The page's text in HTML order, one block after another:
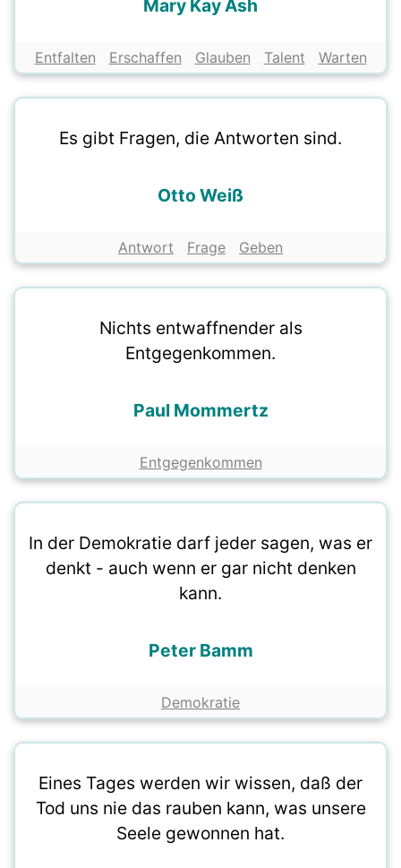
Mary Kay Ash
Entfalten Erschaffen Glauben Talent Warten
Es gibt Fragen, die Antworten sind.
Otto Weiß
Antwort Frage Geben
Nichts entwaffnender als
Entgegenkommen.
Paul Mommertz
Entgegenkommen
In der Demokratie darf jeder sagen, was er
denkt - auch wenn er gar nicht denken
kann.
Peter Bamm
Demokratie
Eines Tages werden wir wissen, daß der
Tod uns nie das rauben kann, was unsere
Seele gewonnen hat.